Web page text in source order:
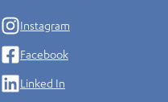
Instagram
Facebook
Linked In